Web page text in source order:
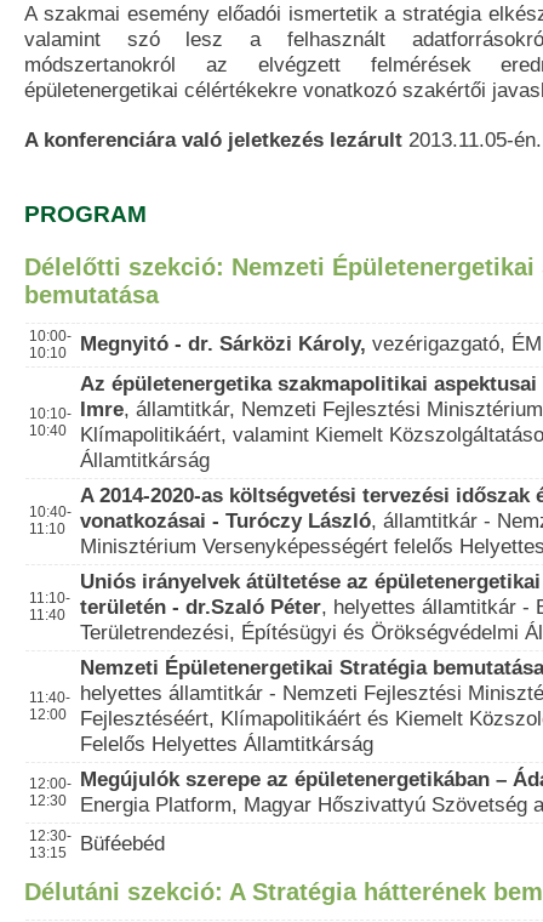
A szakmai esemény előadói ismertetik a stratégia
valamint szó lesz a felhasznált
módszertanokról az elvégzett felmérések
épületenergetikai célértékekre vonatkozó szakértői
A konferenciára való jeletkezés lezárult 2013.11.05-én.
PROGRAM
Délelőtti szekció: Nemzeti
bemutatása
10:00-
10:10
Megnyitó - dr. Sárközi Károly, vezérigazgató,
10:10-
10:40
Az épületenergetika szakmapolitikai
Imre, államtitkár, Nemzeti Fejlesztési
Klímapolitikáért, valamint Kiemelt
Államtitkárság
10:40-
11:10
A 2014-2020-as költségvetési tervezési időszak
vonatkozásai - Turóczy László, államtitkár -
Minisztérium Versenyképességért felelős
11:10-
11:40
Uniós irányelvek átültetése az
területén - dr.Szaló Péter, helyettes államtitkár -
Területrendezési, Építésügyi és Örökségvédelmi
11:40-
12:00
Nemzeti Épületenergetikai Stratégia
helyettes államtitkár - Nemzeti Fejlesztési
Fejlesztéséért, Klímapolitikáért és Kiemelt
Felelős Helyettes Államtitkárság
12:00-
12:30
Megújulók szerepe az épületenergetikában –
Energia Platform, Magyar Hőszivattyú Szövetség
12:30-
13:15
Büféebéd
Délutáni szekció: A Stratégia hátterének